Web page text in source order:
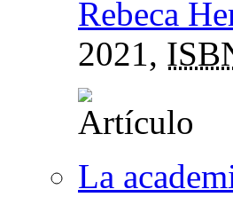
Rebeca
2021,
La